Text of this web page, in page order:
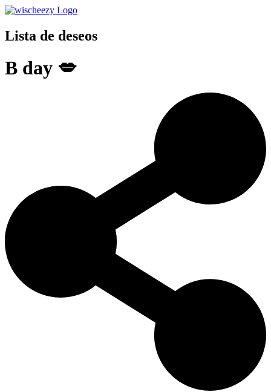
Lista de deseos
B day 💋